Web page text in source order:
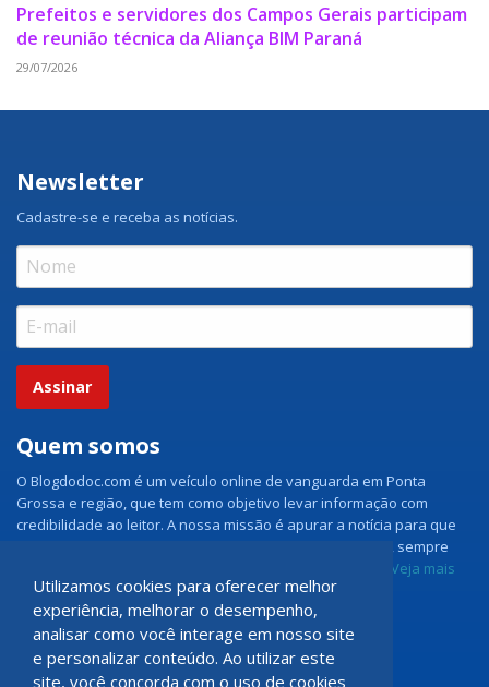
Utilizamos cookies para oferecer melhor
experiência, melhorar o desempenho,
analisar como você interage em nosso site
e personalizar conteúdo. Ao utilizar este
site, você concorda com o uso de cookies
Prefeitos e servidores dos Campos Gerais participam
de reunião técnica da Aliança BIM Paraná
29/07/2026
Newsletter
Cadastre-se e receba as notícias.
Assinar
Quem somos
O Blogdodoc.com é um veículo online de vanguarda em Ponta
Grossa e região, que tem como objetivo levar informação com
credibilidade ao leitor. A nossa missão é apurar a notícia para que
nossos leitores tenham acesso aos fatos como eles são, sempre
Veja mais
Grupo Doc.com
Rua Rio de Janeiro, 150 - Sala 102